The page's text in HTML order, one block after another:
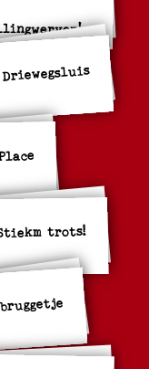
trots!